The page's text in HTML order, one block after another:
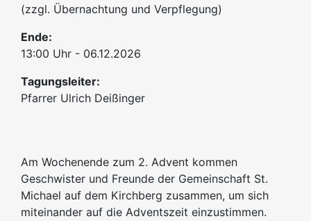
(zzgl. Übernachtung und Verpflegung)
Ende:
13:00 Uhr - 06.12.2026
Tagungsleiter:
Pfarrer Ulrich Deißinger
Am Wochenende zum 2. Advent kommen
Geschwister und Freunde der Gemeinschaft St.
Michael auf dem Kirchberg zusammen, um sich
miteinander auf die Adventszeit einzustimmen.